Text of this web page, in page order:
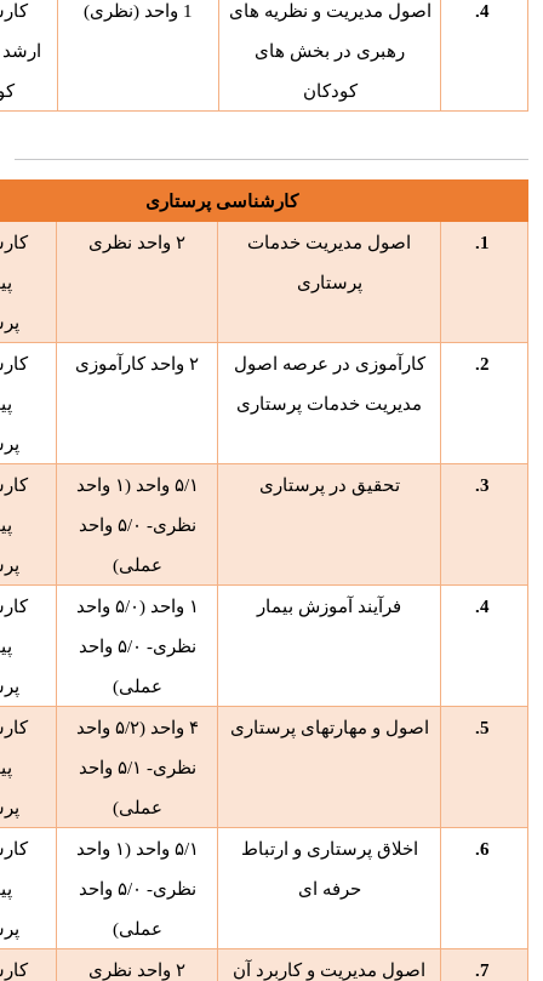
4. اصول مدیریت و نظریه های
رهبری در بخش های
کودکان
1 واحد (نظری)
کارشناسی پرستاری
1. اصول مدیریت خدمات
پرستاری
۲ واحد نظری
2. کارآموزی در عرصه اصول
مدیریت خدمات پرستاری
۲ واحد کارآموزی
3. تحقیق در پرستاری ۵/۱ واحد (۱ واحد
نظری- ۵/۰ واحد
عملی)
4. فرآیند آموزش بیمار ۱ واحد (۵/۰ واحد
نظری- ۵/۰ واحد
عملی)
5. اصول و مهارتهای پرستاری ۴ واحد (۵/۲ واحد
نظری- ۵/۱ واحد
عملی)
6. اخلاق پرستاری و ارتباط
حرفه ای
۵/۱ واحد (۱ واحد
نظری- ۵/۰ واحد
عملی)
7. اصول مدیریت و کاربرد آن ۲ واحد نظری